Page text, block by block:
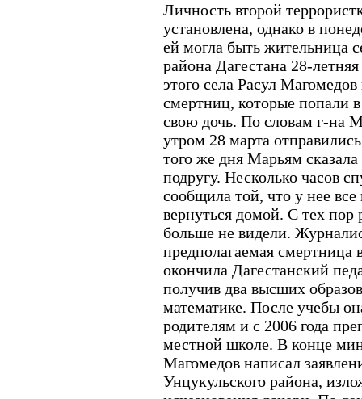
Личность второй
установлена, однако в
ей могла быть жительница
района Дагестана 28-
этого села Расул
смертниц, которые попали
свою дочь. По словам г-на
утром 28 марта
того же дня Марьям
подругу. Несколько часов
сообщила той, что у нее
вернуться домой. С тех
больше не видели.
предполагаемая смертница
окончила Дагестанский
получив два высших
математике. После учебы
родителям и с 2006 года
местной школе. В конце
Магомедов написал
Унцукульского района,